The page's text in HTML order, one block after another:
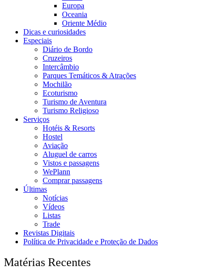
Europa
Oceania
Oriente Médio
Dicas e curiosidades
Especiais
Diário de Bordo
Cruzeiros
Intercâmbio
Parques Temáticos & Atrações
Mochilão
Ecoturismo
Turismo de Aventura
Turismo Religioso
Serviços
Hotéis & Resorts
Hostel
Aviação
Aluguel de carros
Vistos e passagens
WePlann
Comprar passagens
Últimas
Notícias
Vídeos
Listas
Trade
Revistas Digitais
Política de Privacidade e Proteção de Dados
Matérias Recentes